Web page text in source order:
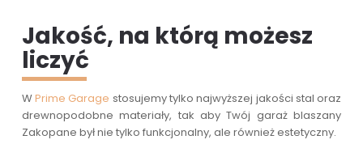
Jakość, na którą możesz
liczyć
WPrime Garage stosujemy tylko najwyższej jakości stal oraz
drewnopodobne materiały, tak aby Twój garaż blaszany
Zakopane był nie tylko funkcjonalny, ale również estetyczny.